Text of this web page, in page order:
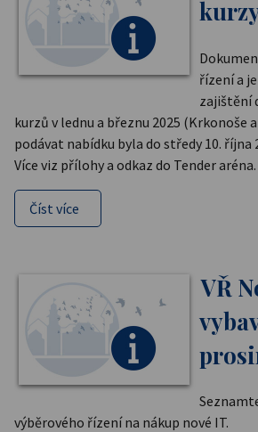
řízení a
zajištění
kurzů v lednu a březnu 2025 (Krkonoše
podávat nabídku byla do středy 10. října
Více viz přílohy a odkaz do Tender aréna.
Číst více
VŘ
výběrového řízení na nákup nové IT.